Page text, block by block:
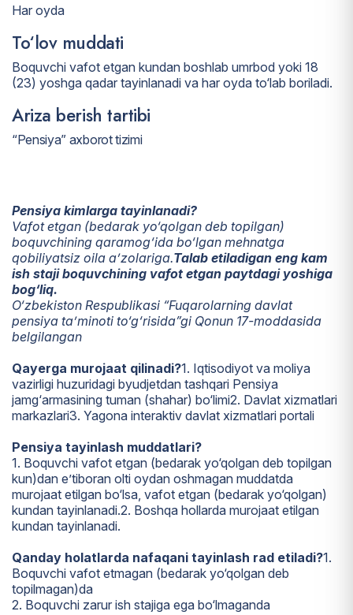
Har oyda
To‘lov muddati
Boquvchi vafot etgan kundan boshlab umrbod yoki 18
(23) yoshga qadar tayinlanadi va har oyda to‘lab boriladi.
Ariza berish tartibi
“Pensiya” axborot tizimi
Pensiya kimlarga tayinlanadi?
Vafot etgan (bedarak yo‘qolgan deb topilgan)
boquvchining qaramog‘ida bo‘lgan mehnatga
qobiliyatsiz oila a’zolariga.Talab etiladigan eng kam
ish staji boquvchining vafot etgan paytdagi yoshiga
bog‘liq.
O‘zbekiston Respublikasi “Fuqarolarning davlat
pensiya ta’minoti to‘g‘risida”gi Qonun 17-moddasida
belgilangan
Qayerga murojaat qilinadi?1. Iqtisodiyot va moliya
vazirligi huzuridagi byudjetdan tashqari Pensiya
jamg‘armasining tuman (shahar) bo‘limi2. Davlat xizmatlari
markazlari3. Yagona interaktiv davlat xizmatlari portali
Pensiya tayinlash muddatlari?
1. Boquvchi vafot etgan (bedarak yo‘qolgan deb topilgan
kun)dan e’tiboran olti oydan oshmagan muddatda
murojaat etilgan bo‘lsa, vafot etgan (bedarak yo‘qolgan)
kundan tayinlanadi.2. Boshqa hollarda murojaat etilgan
kundan tayinlanadi.
Qanday holatlarda nafaqani tayinlash rad etiladi?1.
Boquvchi vafot etmagan (bedarak yo‘qolgan deb
topilmagan)da
2. Boquvchi zarur ish stajiga ega bo‘lmaganda